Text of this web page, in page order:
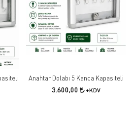
Anahtar Dolabı 5 Kanca Kapasiteli
3.600,00 +KDV